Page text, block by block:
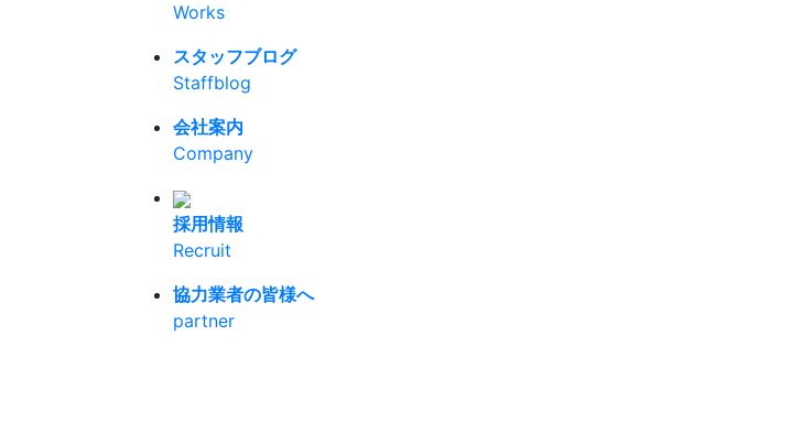
Works
スタッフブログ
Staffblog
会社案内
Company
採用情報
Recruit
協力業者の皆様へ
partner